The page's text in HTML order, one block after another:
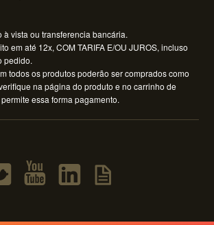
à vista ou transferencia bancária.
em até 12x, COM TARIFA E/OU JUROS, incluso
pedido.
todos os produtos poderão ser comprados como
na página do produto e no carrinho de
essa forma pagamento.